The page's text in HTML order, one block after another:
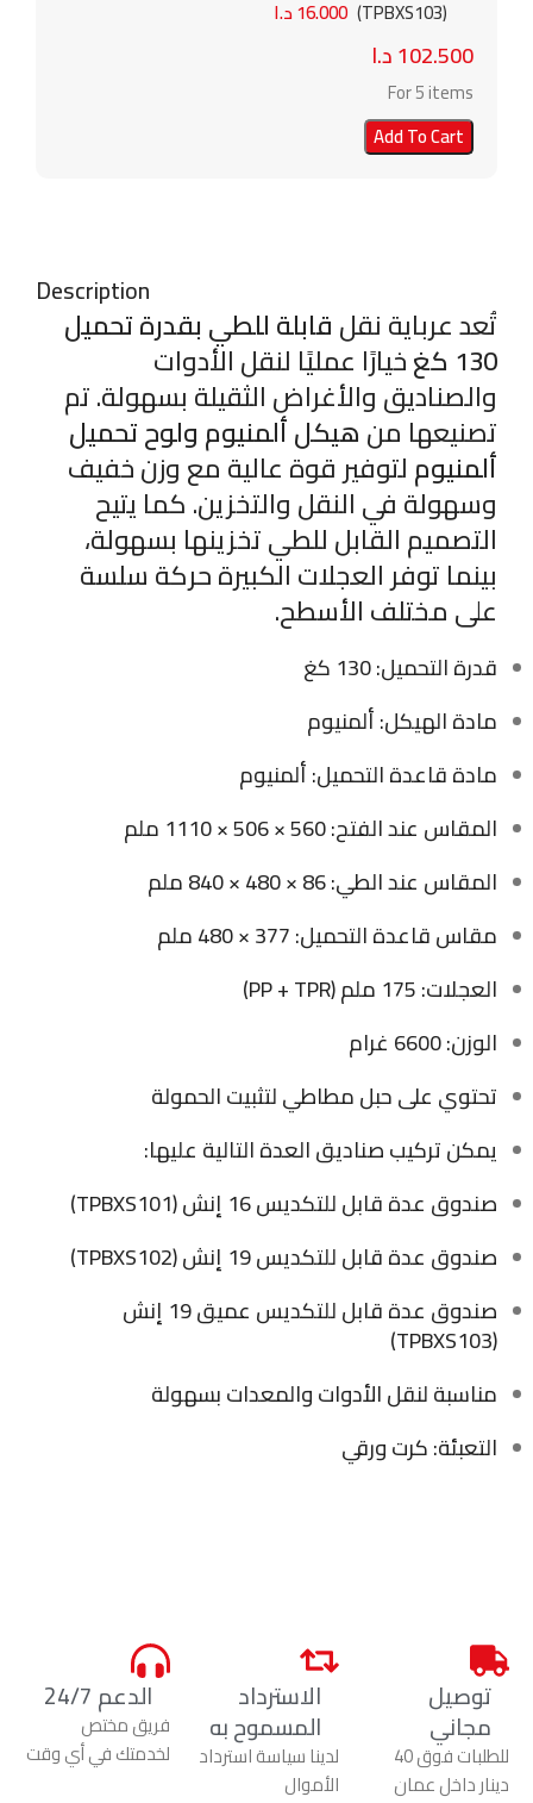
(TPBXS103)
16.000د.ا
102.500د.ا
For 5 items
Add To Cart
Description
تُعد عرباية نقلقابلة للطي بقدرة تحميل
130 كغ خيارًا عمليًا لنقل الأدوات
والصناديق والأغراض الثقيلة بسهولة. تم
تصنيعها منهيكل ألمنيوم ولوح تحميل
ألمنيوملتوفير قوة عالية مع وزن خفيف
وسهولة في النقل والتخزين. كما يتيح
التصميم القابل للطي تخزينها بسهولة،
بينما توفر العجلات الكبيرة حركة سلسة
على مختلف الأسطح.
قدرة التحميل: 130 كغ
مادة الهيكل: ألمنيوم
مادة قاعدة التحميل: ألمنيوم
المقاس عند الفتح: 560 × 506 × 1110 ملم
المقاس عند الطي: 86 × 480 × 840 ملم
مقاس قاعدة التحميل: 377 × 480 ملم
العجلات: 175 ملم (PP + TPR)
الوزن: 6600 غرام
تحتوي على حبل مطاطي لتثبيت الحمولة
يمكن تركيب صناديق العدة التالية عليها:
صندوق عدة قابل للتكديس 16 إنش (TPBXS101)
صندوق عدة قابل للتكديس 19 إنش (TPBXS102)
صندوق عدة قابل للتكديس عميق 19 إنش
(TPBXS103)
مناسبة لنقل الأدوات والمعدات بسهولة
التعبئة: كرت ورقي
توصيل
مجاني
للطلبات فوق 40
دينار داخل عمان
الاسترداد
المسموح به
لدينا سياسة استرداد
الأموال
الدعم 24/7
فريق مختص
لخدمتك في أي وقت